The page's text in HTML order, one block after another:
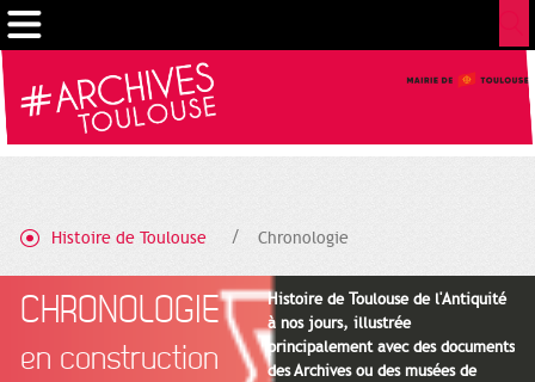
Histoire de Toulouse Chronologie
CHRONOLOGIE
en construction
Histoire de Toulouse de l'Antiquité
à nos jours, illustrée
principalement avec des documents
des Archives ou des musées de
Cookies management panel